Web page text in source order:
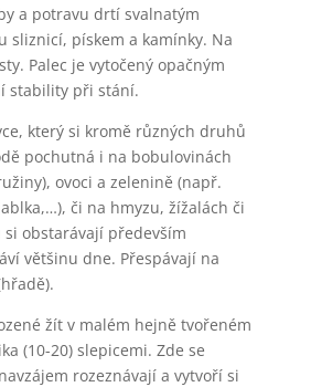
a potravu drtí svalnatým
sliznicí, pískem a kamínky. Na
Palec je vytočený opačným
stability při stání.
který si kromě různých druhů
pochutná i na bobulovinách
ovoci a zelenině (např.
či na hmyzu, žížalách či
obstarávají především
většinu dne. Přespávají na
žít v malém hejně tvořeném
(10-20) slepicemi. Zde se
rozeznávají a vytvoří si